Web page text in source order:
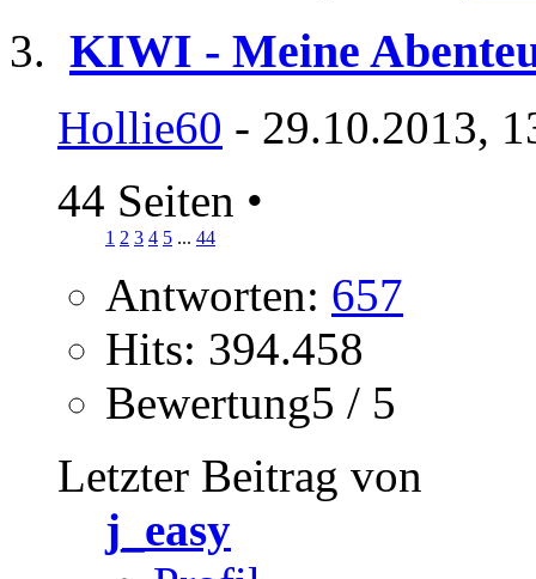
KIWI - Meine
Hollie60 - 29.10.2013,
44 Seiten •
1 2 3 4 5 ... 44
Antworten: 657
Hits: 394.458
Bewertung5 / 5
Letzter Beitrag von
j_easy